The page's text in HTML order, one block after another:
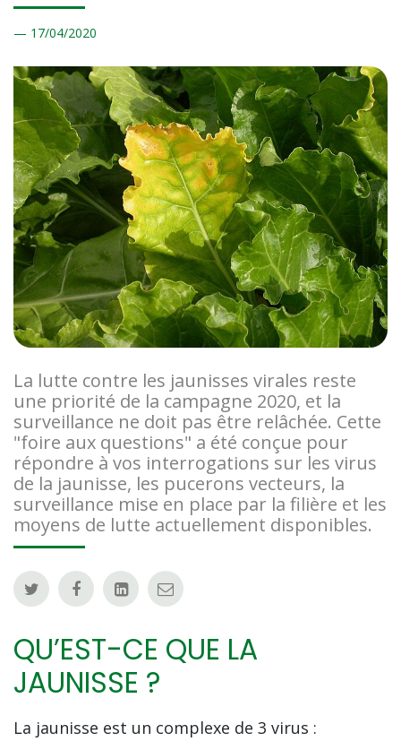
17/04/2020
La lutte contre les jaunisses virales reste
une priorité de la campagne 2020, et la
surveillance ne doit pas être relâchée. Cette
"foire aux questions" a été conçue pour
répondre à vos interrogations sur les virus
de la jaunisse, les pucerons vecteurs, la
surveillance mise en place par la filière et les
moyens de lutte actuellement disponibles.
QU’EST-CE QUE LA
JAUNISSE ?
La jaunisse est un complexe de 3 virus :